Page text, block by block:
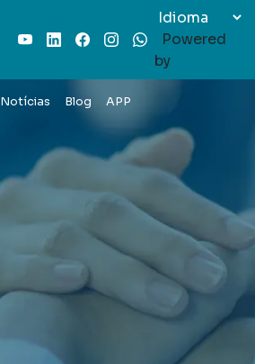
YoutubeLinkedInFacebook
InstagramWhatsAppPowered
by
Notícias Blog APP